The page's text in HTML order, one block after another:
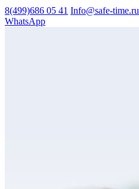
8(499)686 05 41 Info@safe-time.ru
WhatsApp